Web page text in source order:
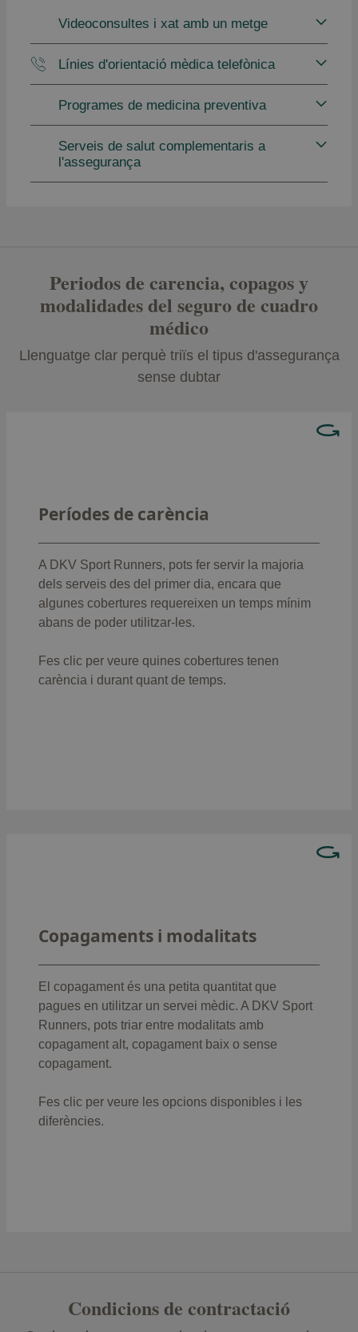
Videoconsultes i xat amb un metge
Línies d'orientació mèdica telefònica
Programes de medicina preventiva
Serveis de salut complementaris a
l'assegurança
Periodos de carencia, copagos y
modalidades del seguro de cuadro
médico
Llenguatge clar perquè triïs el tipus d'assegurança
sense dubtar
Períodes de carència
A DKV Sport Runners, pots fer servir la majoria
dels serveis des del primer dia, encara que
algunes cobertures requereixen un temps mínim
abans de poder utilitzar-les.
Fes clic per veure quines cobertures tenen
carència i durant quant de temps.
Intervencions quirúrgiques,
8 mesos
Actes i intervencions quirúrgiques
ambulatòries
: 6 mesos
Mitjans diagnòstics d'alta tecnologia
: 6
Estudi biomecànic de la marxa
: 6 mesos
Prototeràpia en tumors pediàtrics
Copagaments i modalitats
El copagament és una petita quantitat que
pagues en utilitzar un servei mèdic. A DKV Sport
Runners, pots triar entre modalitats amb
copagament alt, copagament baix o sense
copagament.
Fes clic per veure les opcions disponibles i les
diferències.
especialitats)
especialitats)
Sense copagament
: Élite (0 €, tot inclòs)
Condicions de contractació